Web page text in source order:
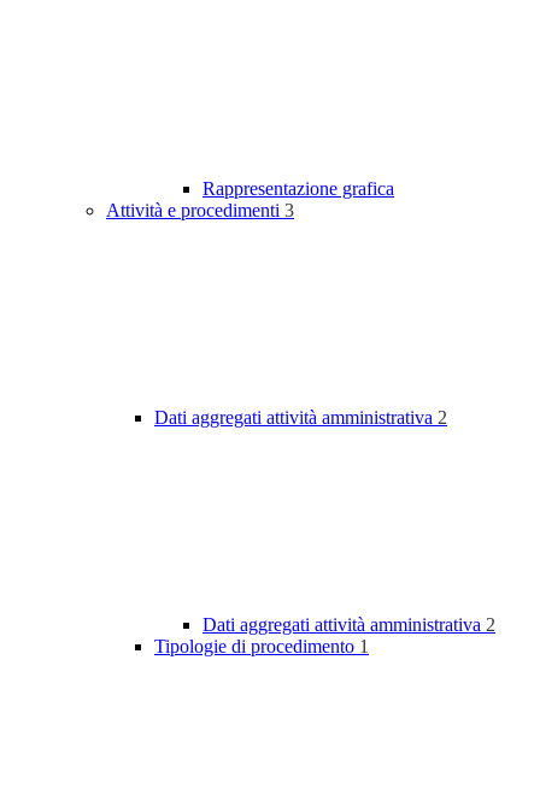
Rappresentazione grafica
Attività e procedimenti 3
Dati aggregati attività amministrativa 2
Dati aggregati attività amministrativa 2
Tipologie di procedimento 1